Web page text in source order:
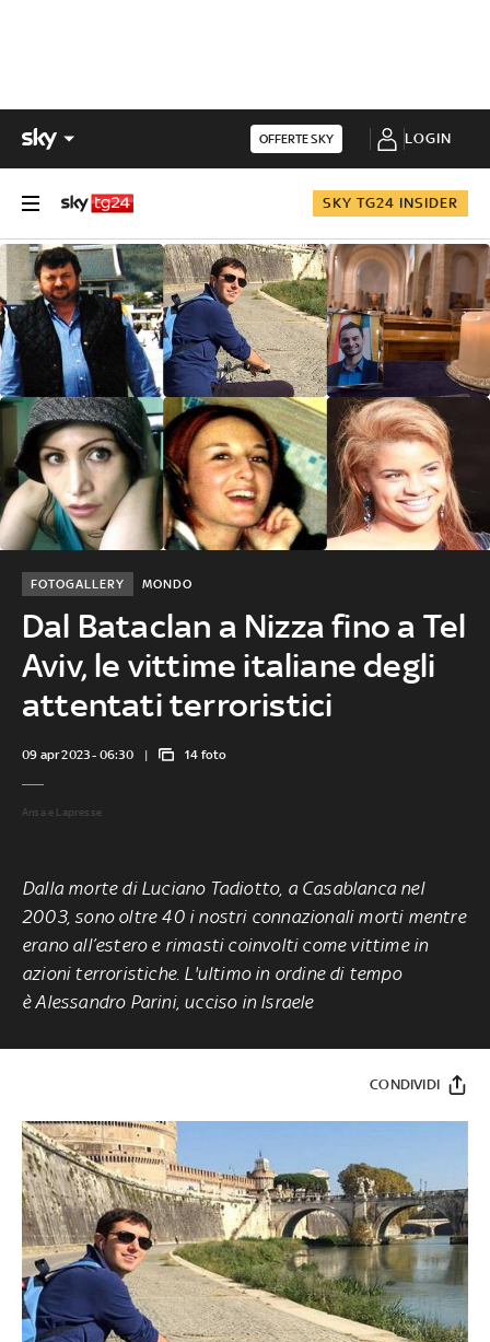
OFFERTE SKY LOGIN
SKY TG24 INSIDER
Dal Bataclan a Nizza fino a Tel
Aviv, le vittime italiane degli
attentati terroristici
MONDO
FOTOGALLERY
09 apr 2023 - 06:30 14 foto
Ansa e Lapresse
Dalla morte di Luciano Tadiotto, a Casablanca nel
2003, sono oltre 40 i nostri connazionali morti mentre
erano all’estero e rimasti coinvolti come vittime in
azioni terroristiche. L'ultimo in ordine di tempo
è Alessandro Parini, ucciso in Israele
CONDIVIDI